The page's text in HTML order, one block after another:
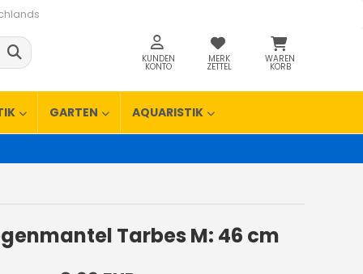
KUNDEN
KONTO
MERK
ZETTEL
WAREN
KORB
GARTEN AQUARISTIK
Tarbes M: 46 cm